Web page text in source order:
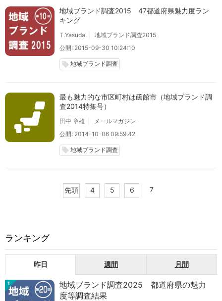
地域ブランド調査2015 47都道府県魅力度ラン
キング
T.Yasuda
地域ブランド調査2015
公開: 2015-09-30 10:24:10
local_offer 地域ブランド調査
最も魅力的な市区町村は函館市（地域ブランド調
査2014特集号）
田中 章雄
メールマガジン
公開: 2014-10-06 09:59:42
local_offer 地域ブランド調査
先頭 4 5 6 7
ランキング
昨日 週間 月間
1
地域ブランド調査2025 都道府県の魅力
度等調査結果